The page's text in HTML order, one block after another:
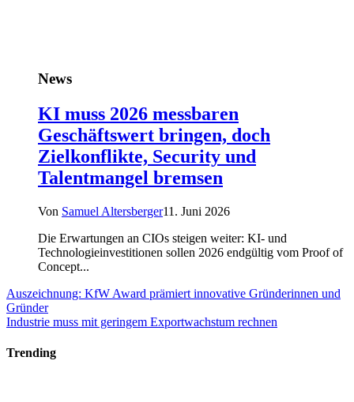
News
KI muss 2026 messbaren
Geschäftswert bringen, doch
Zielkonflikte, Security und
Talentmangel bremsen
Von Samuel Altersberger11. Juni 2026
Die Erwartungen an CIOs steigen weiter: KI- und
Technologieinvestitionen sollen 2026 endgültig vom Proof of
Concept...
Auszeichnung: KfW Award prämiert innovative Gründerinnen und
Gründer
Industrie muss mit geringem Exportwachstum rechnen
Trending